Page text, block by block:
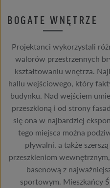
BOGATE WNĘTRZE
Projektanci wykorzystali
walorów przestrzennych
kształtowaniu wnętrza.
hallu wejściowego, który
budynku. Nad wejściem
przeszkloną i od strony
się ona w najbardziej
tego miejsca można
pływalni, a także
przeszkleniom
basenową z
sportowym. Mieszkańcy